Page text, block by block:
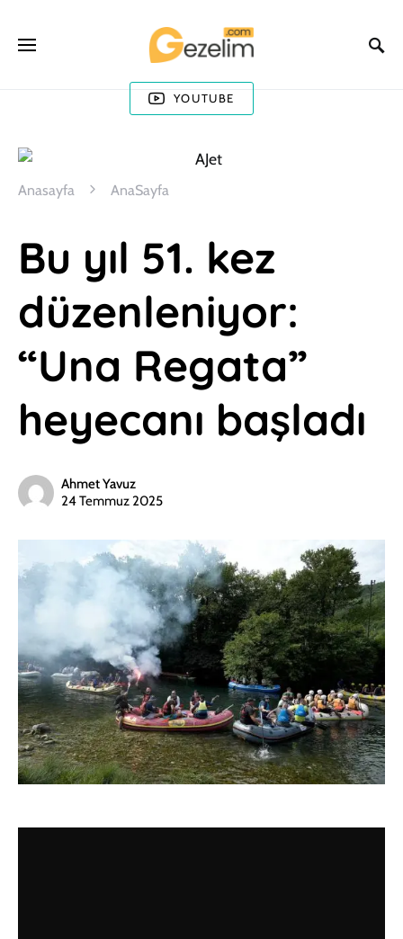
YOUTUBE
Anasayfa AnaSayfa
Bu yıl 51. kez
düzenleniyor:
“Una Regata”
heyecanı başladı
Ahmet Yavuz
24 Temmuz 2025